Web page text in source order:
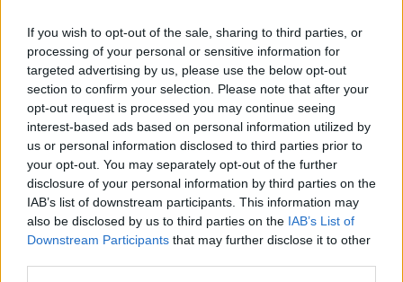
If you wish to opt-out of the sale, sharing to third parties, or
processing of your personal or sensitive information for
targeted advertising by us, please use the below opt-out
section to confirm your selection. Please note that after your
opt-out request is processed you may continue seeing
interest-based ads based on personal information utilized by
us or personal information disclosed to third parties prior to
your opt-out. You may separately opt-out of the further
disclosure of your personal information by third parties on the
IAB’s list of downstream participants. This information may
also be disclosed by us to third parties on the IAB’s List of
Downstream Participants that may further disclose it to other
hangstúdióban,Herczig Balázshangmérnök
felügyeletével."Az összes refrént felüvöltöztük
'csordavokállal', majd felénekeltem a dalokat - minden
énekrész egy gitárkombón keresztül lett felvéve a
minél mocsokabb torzítás végett. Itt-ott gitáros numero
unoKelemen Lászlóval feljátszattunk pár gitárszólót,
amiket egytől egyig utált, de nem érdekelt senkit a
nyavalygása, hogy újra akarja őket játszani, majd az
egész anyagot a dobos,Bakó Balázsfelcsörgődobolta,
ez volt úgymond a koktélcseresznye a dobostorta
tetején"- ecseteli a stúdiózástSarkadi Miklós
énekes-gitáros. A felvett anyagot a zenekar a zenekar
a TUP Studio nevű olasz hangstúdióban kevertette